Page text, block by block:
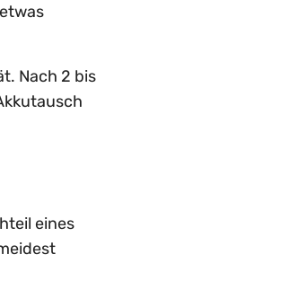
Nach 2 bis
eines